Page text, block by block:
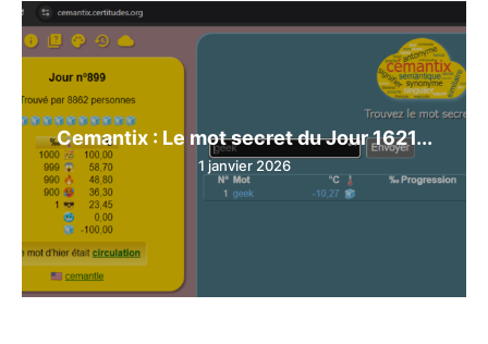
Cemantix : Le mot secret du Jour 1621...
1 janvier 2026